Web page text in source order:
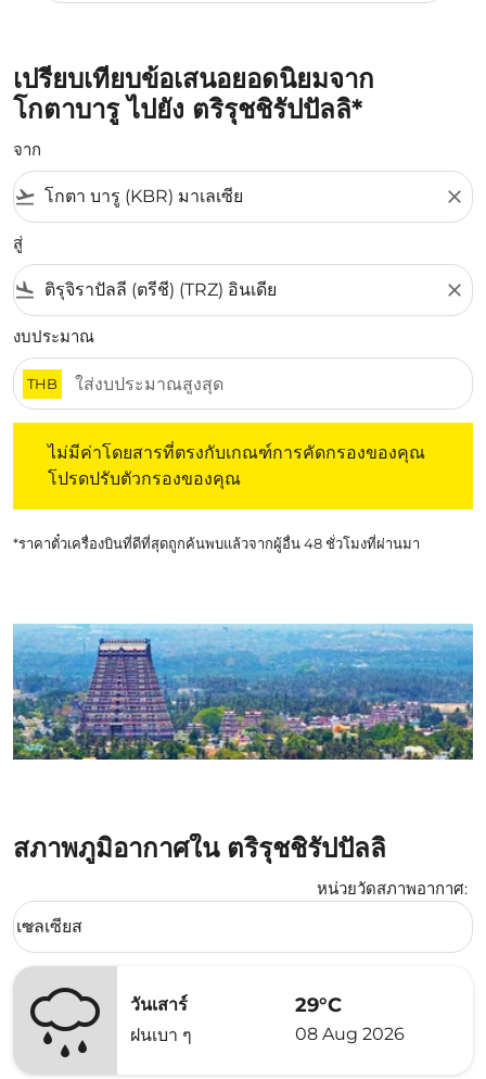
เปรียบเทียบข้อเสนอยอดนิยมจาก
โกตาบารู ไปยัง ตริรุชชิรัปปัลลิ*
จาก
flight_takeoff close
สู่
flight_land close
งบประมาณ
THB
ไม่มีค่าโดยสารที่ตรงกับเกณฑ์การคัดกรองของคุณ
โปรดปรับตัวกรองของคุณ
*ราคาตั๋วเครื่องบินที่ดีที่สุดถูกค้นพบแล้วจากผู้อื่น 48 ชั่วโมงที่ผ่านมา
สภาพภูมิอากาศใน ตริรุชชิรัปปัลลิ
หน่วยวัดสภาพอากาศ:
Weather unit option เซลเซียส Selected
เซลเซียส
keyboard_arrow_down
วันเสาร์
ฝนเบา ๆ
29°C
08 Aug 2026